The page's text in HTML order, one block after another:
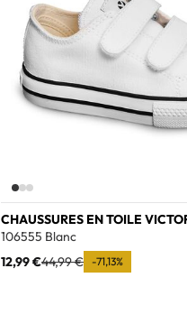
CHAUSSURES EN TOILE
106555 Blanc
12,99 €44,99 € -71,13%